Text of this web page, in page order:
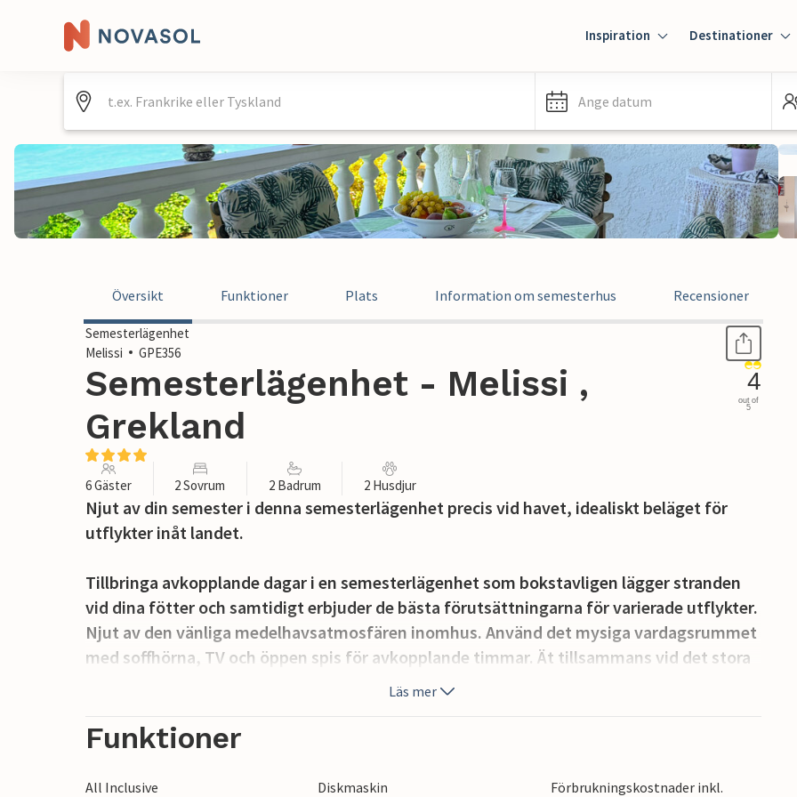
Inspiration Destinationer
Ange datum
Översikt Funktioner Plats Information om semesterhus Recensioner
Semesterlägenhet
Melissi
GPE356
Semesterlägenhet - Melissi ,
Grekland
4
out of
5
6 Gäster 2 Sovrum 2 Badrum 2 Husdjur
Njut av din semester i denna semesterlägenhet precis vid havet, idealiskt beläget för
utflykter inåt landet.
Tillbringa avkopplande dagar i en semesterlägenhet som bokstavligen lägger stranden
vid dina fötter och samtidigt erbjuder de bästa förutsättningarna för varierade utflykter.
Njut av den vänliga medelhavsatmosfären inomhus. Använd det mysiga vardagsrummet
med soffhörna, TV och öppen spis för avkopplande timmar. Ät tillsammans vid det stora
matbordet och tillaga dina favoriträtter i det praktiska köket. Lägenheten är idealisk för
koppla av med ett glas vin på kvällen. Dra nytta av närheten till stranden och ta en simtur
Läs mer
Funktioner
All Inclusive Diskmaskin
Förbrukningskostnader inkl.